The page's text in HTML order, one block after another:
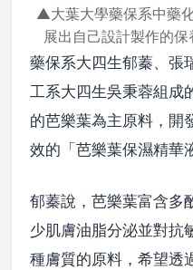
▲大葉大學藥保系中藥
展出自己設計製作的保
藥保系大四生郁蓁、張
工系大四生吳秉蓉組成
的芭樂葉為主原料，開
效的「芭樂葉保濕精華
郁蓁說，芭樂葉富含多
少肌膚油脂分泌並對抗
種膚質的原料，希望透